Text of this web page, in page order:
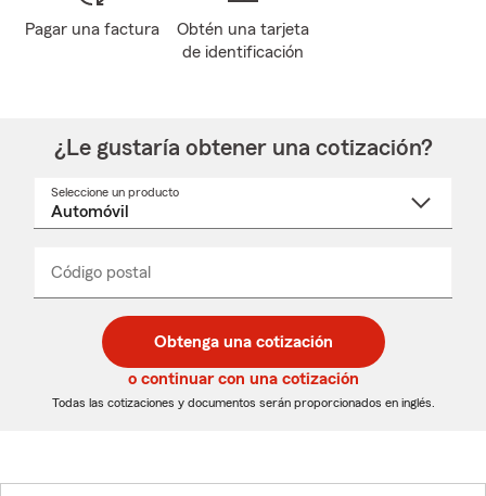
Pagar una factura
Obtén una tarjeta
de identificación
¿Le gustaría obtener una cotización?
Seleccione un producto
desplegable
Código postal
de
5
dígitos
de
5
dígitos
_____
Obtenga una cotización
o continuar con una cotización
Todas las cotizaciones y documentos serán proporcionados en inglés.